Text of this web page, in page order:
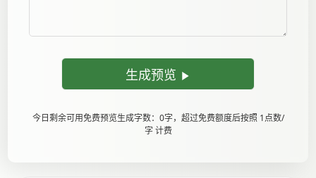
生成预览
今日剩余可用免费预览生成字数：0字，超过免费额度后按照 1点数/
字 计费